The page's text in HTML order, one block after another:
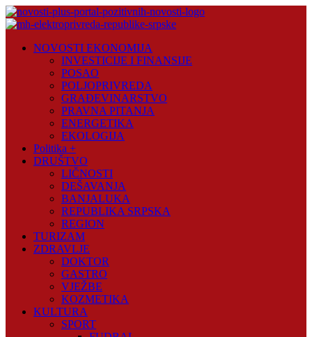
Skip
to
Plus
NOVOSTI EKONOMIJA
INVESTICIJE I FINANSIJE
POSAO
POLJOPRIVREDA
GRAĐEVINARSTVO
PRAVNA PITANJA
ENERGETIKA
EKOLOGIJA
Politika +
DRUŠTVO
LIČNOSTI
DEŠAVANJA
BANJALUKA
REPUBLIKA SRPSKA
REGION
TURIZAM
ZDRAVLJE
DOKTOR
GASTRO
VJEŽBE
KOZMETIKA
KULTURA
SPORT